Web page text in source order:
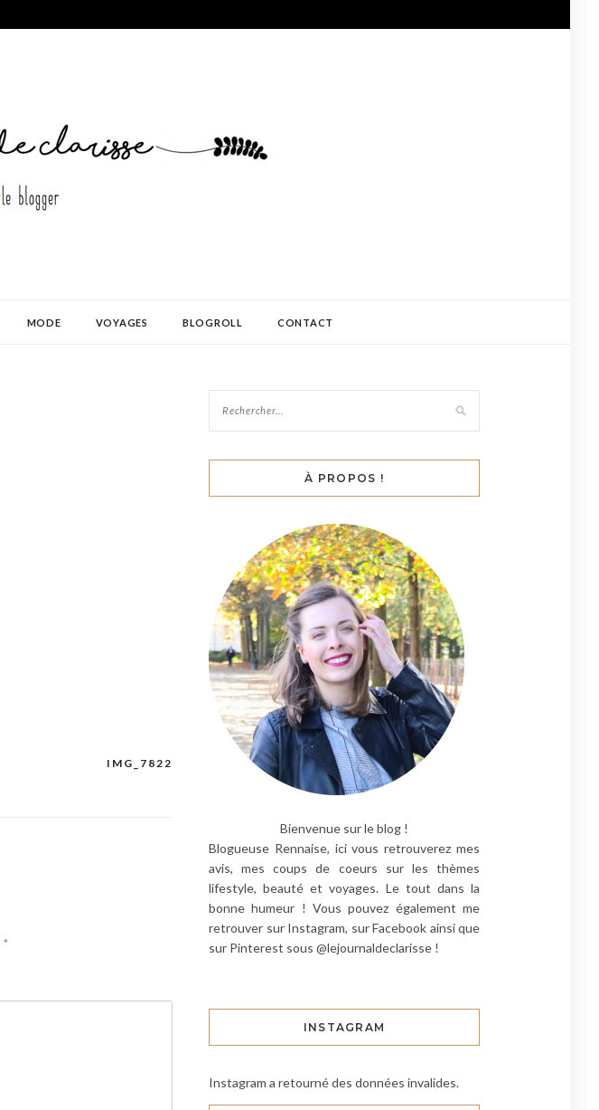
MODE VOYAGES BLOGROLL CONTACT
IMG_7822
*
À PROPOS !
Bienvenue sur le blog !
Blogueuse Rennaise, ici vous retrouverez mes
avis, mes coups de coeurs sur les thèmes
lifestyle, beauté et voyages. Le tout dans la
bonne humeur ! Vous pouvez également me
retrouver sur Instagram, sur Facebook ainsi que
sur Pinterest sous @lejournaldeclarisse !
INSTAGRAM
Instagram a retourné des données invalides.